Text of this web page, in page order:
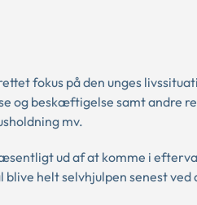
fokus på den unges
og beskæftigelse samt andre
mv.
ud af at komme i
helt selvhjulpen senest ved